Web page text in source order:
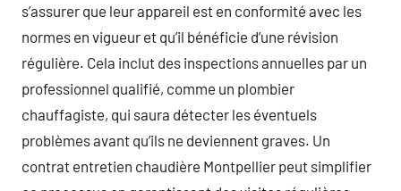
s’assurer que leur appareil est en conformité avec les
normes en vigueur et qu’il bénéficie d’une révision
régulière. Cela inclut des inspections annuelles par un
professionnel qualifié, comme un plombier
chauffagiste, qui saura détecter les éventuels
problèmes avant qu’ils ne deviennent graves. Un
contrat entretien chaudière Montpellier peut simplifier